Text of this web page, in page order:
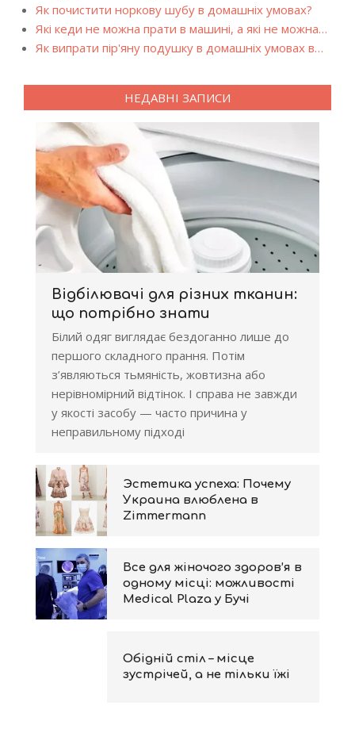
Як почистити норкову шубу в домашніх умовах?
Які кеди не можна прати в машині, а які не можна…
Як випрати пір'яну подушку в домашніх умовах в…
НЕДАВНІ ЗАПИСИ
Відбілювачі для різних тканин:
що потрібно знати
Білий одяг виглядає бездоганно лише до
першого складного прання. Потім
з’являються тьмяність, жовтизна або
нерівномірний відтінок. І справа не завжди
у якості засобу — часто причина у
неправильному підході
Эстетика успеха: Почему
Украина влюблена в
Zimmermann
Все для жіночого здоров’я в
одному місці: можливості
Medical Plaza у Бучі
Обідній стіл – місце
зустрічей, а не тільки їжі